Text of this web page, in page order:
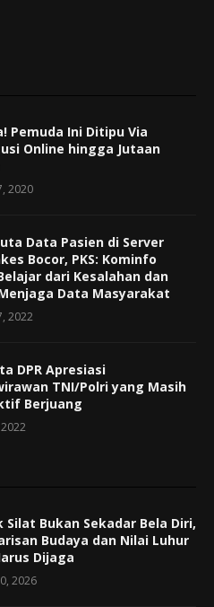
Pemuda Ini Ditipu Via
Online hingga Jutaan
2020
Data Pasien di Server
Bocor, PKS: Kominfo
dari Kesalahan dan
Data Masyarakat
2022
DPR Apresiasi
TNI/Polri yang Masih
Berjuang
Silat Bukan Sekadar Bela Diri,
Budaya dan Nilai Luhur
Dijaga
2026